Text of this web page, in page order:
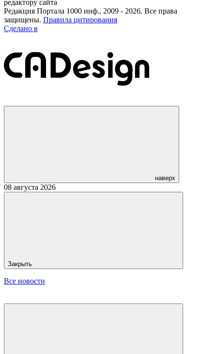
редактору сайта
Редакция Портала 1000 инф., 2009 - 2026. Все права
защищены. Правила цитирования
Сделано в
наверх
08 августа 2026
Закрыть
Все новости